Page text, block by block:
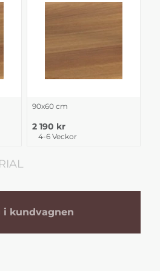
90x60 cm
2 190 kr
4-6 Veckor
i kundvagnen